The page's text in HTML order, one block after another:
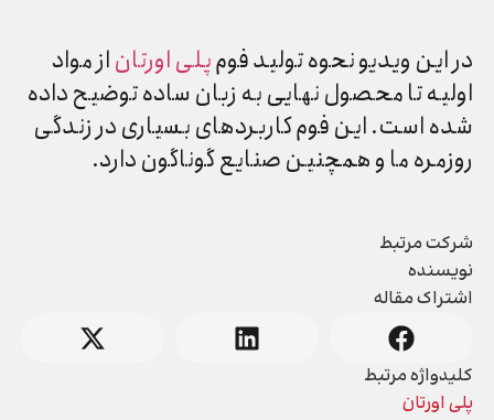
شرکت مرتبط
نویسنده
اشتراک مقاله
کلیدواژه مرتبط
پلی اورتان
در این ویدیو نحوه تولید فومپلی اورتاناز مواد
اولیه تا محصول نهایی به زبان ساده توضیح داده
شده است. این فوم کاربردهای بسیاری در زندگی
روزمره ما و همچنین صنایع گوناگون دارد.